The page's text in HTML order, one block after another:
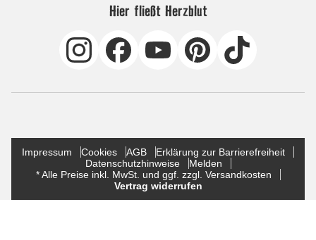
Hier fließt Herzblut
Impressum Cookies AGB
Erklärung zur Barrierefreiheit
Datenschutzhinweise
Melden
* Alle Preise inkl. MwSt. und ggf. zzgl. Versandkosten
Vertrag widerrufen